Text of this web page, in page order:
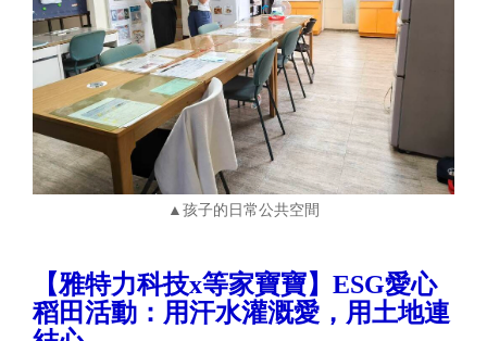
▲孩子的日常公共空間
【雅特力科技x等家寶寶】ESG愛心
稻田活動：用汗水灌溉愛，用土地連